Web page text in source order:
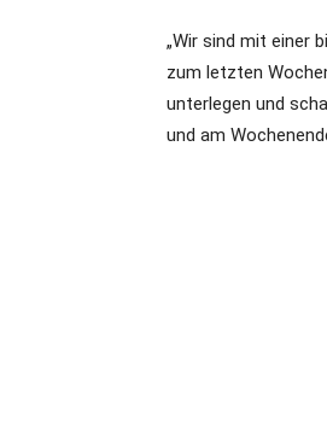
„Wir sind mit einer
zum letzten
unterlegen und
und am